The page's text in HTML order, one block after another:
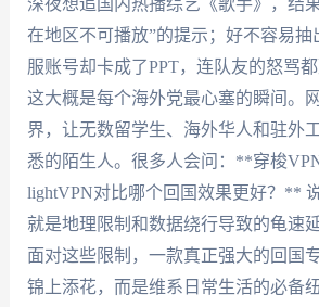
深夜想追国内热播综艺《歌手》，结
在地区不可播放”的提示；好不容易抽
服账号却卡成了PPT，连队友的怒骂都
这大概是每个海外党最心塞的瞬间。
界，让无数留学生、海外华人和驻外
悉的陌生人。很多人会问：**穿梭
lightVPN对比哪个回国效果更好？**
就是地理限制和数据绕行导致的龟速
面对这些限制，一款真正强大的回国
锦上添花，而是维系日常生活的必备纽